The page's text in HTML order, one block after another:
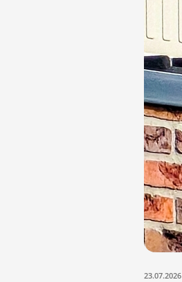
23.07.2026